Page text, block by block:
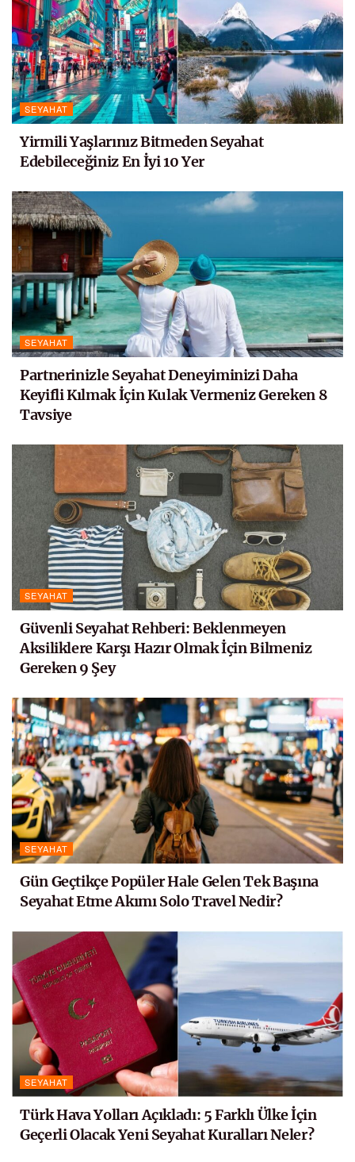
SEYAHAT
Yirmili Yaşlarınız Bitmeden Seyahat
Edebileceğiniz En İyi 10 Yer
SEYAHAT
Partnerinizle Seyahat Deneyiminizi Daha
Keyifli Kılmak İçin Kulak Vermeniz Gereken 8
Tavsiye
SEYAHAT
Güvenli Seyahat Rehberi: Beklenmeyen
Aksiliklere Karşı Hazır Olmak İçin Bilmeniz
Gereken 9 Şey
SEYAHAT
Gün Geçtikçe Popüler Hale Gelen Tek Başına
Seyahat Etme Akımı Solo Travel Nedir?
SEYAHAT
Türk Hava Yolları Açıkladı: 5 Farklı Ülke İçin
Geçerli Olacak Yeni Seyahat Kuralları Neler?